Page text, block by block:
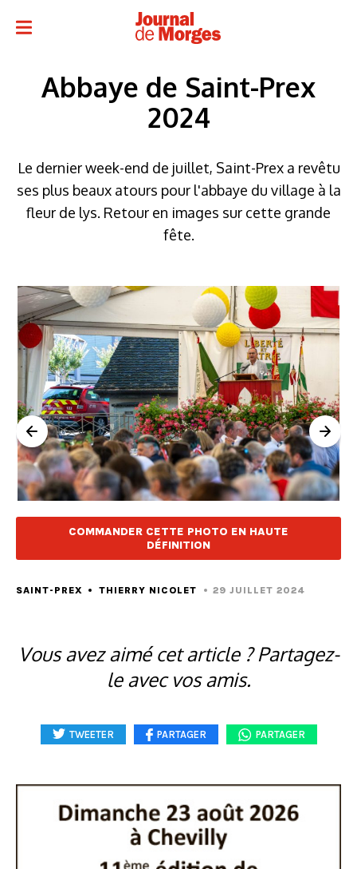
Abbaye de Saint-Prex
2024
Le dernier week-end de juillet, Saint-Prex a revêtu
ses plus beaux atours pour l'abbaye du village à la
fleur de lys. Retour en images sur cette grande
fête.
COMMANDER CETTE PHOTO EN HAUTE
DÉFINITION
SAINT-PREX THIERRY NICOLET 29 JUILLET 2024
Vous avez aimé cet article ? Partagez-
le avec vos amis.
TWEETER PARTAGER PARTAGER